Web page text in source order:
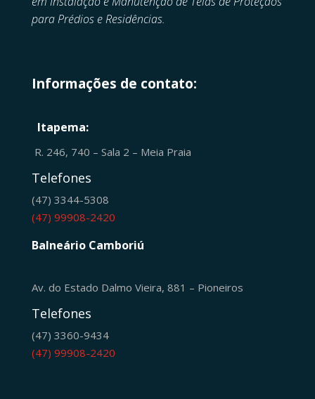
para Prédios e Residências.
Informações de contato:
Itapema:
R. 246, 740 – Sala 2 – Meia Praia
Telefones
(47) 3344-5308
(47) 99908-2420
Balneário Camboriú
Av. do Estado Dalmo Vieira, 881 – Pioneiros
Telefones
(47) 3360-9434
(47) 99908-2420